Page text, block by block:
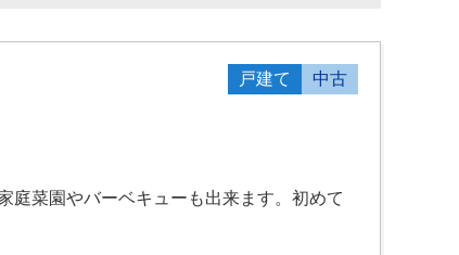
戸建て 中古
庭菜園やバーベキューも出来ます。初めて